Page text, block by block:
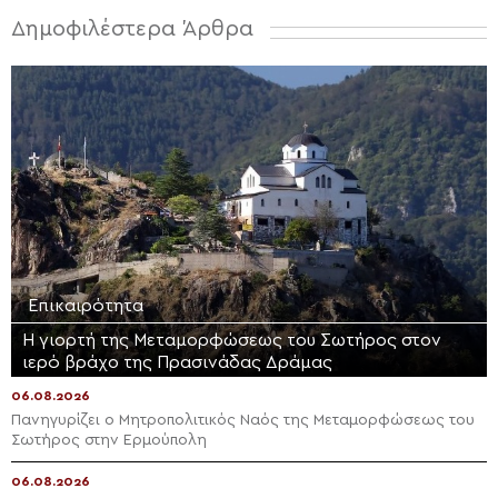
Δημοφιλέστερα Άρθρα
Επικαιρότητα
Η γιορτή της Μεταμορφώσεως του Σωτήρος στον
ιερό βράχο της Πρασινάδας Δράμας
06.08.2026
Πανηγυρίζει ο Μητροπολιτικός Ναός της Μεταμορφώσεως του
Σωτήρος στην Ερμούπολη
06.08.2026